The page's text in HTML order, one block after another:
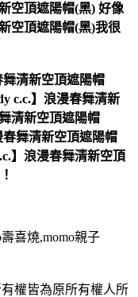
空頂遮陽帽(黑) 好像
空頂遮陽帽(黑)我很
清新空頂遮陽帽
c.c.】浪漫春舞清新
清新空頂遮陽帽
舞清新空頂遮陽帽
】浪漫春舞清新空頂
喜燒,momo親子
權皆為原所有權人所